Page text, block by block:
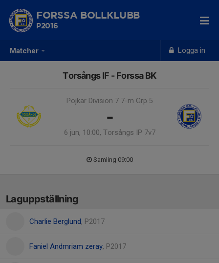
Matcher Logga in
FORSSA BOLLKLUBB
P2016
Torsångs IF - Forssa BK
Pojkar Division 7 7-m Grp.5
-
6 jun, 10:00, Torsångs IP 7v7
Samling 09:00
Laguppställning
Charlie Berglund, P2017
Faniel Andmriam zeray, P2017